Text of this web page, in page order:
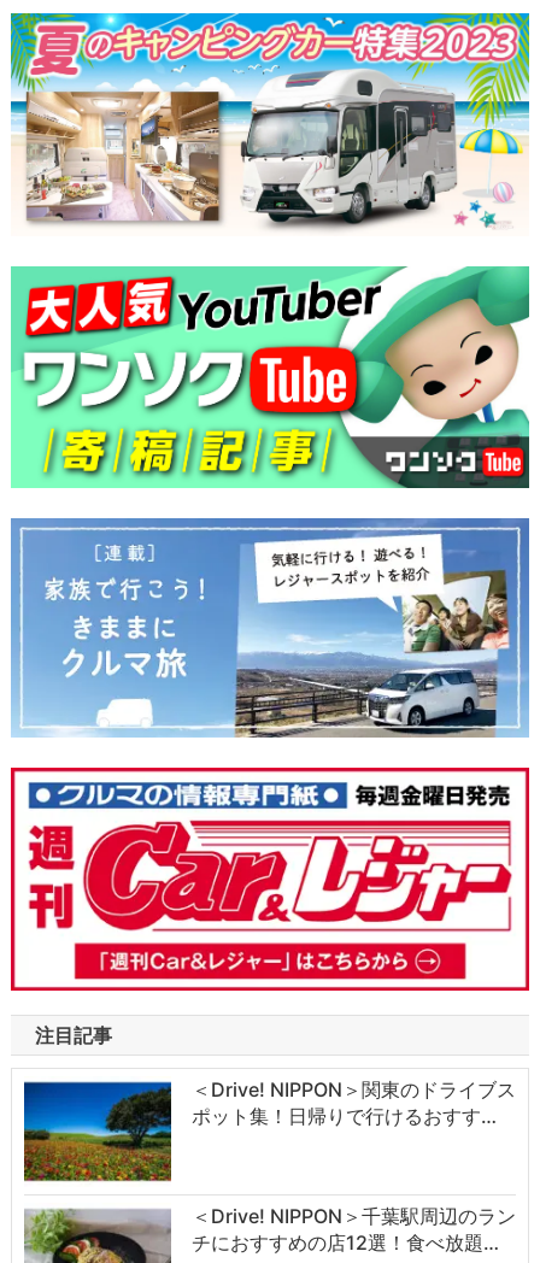
注目記事
＜Drive! NIPPON＞関東のドライブス
ポット集！日帰りで行けるおすす…
＜Drive! NIPPON＞千葉駅周辺のラン
チにおすすめの店12選！食べ放題…